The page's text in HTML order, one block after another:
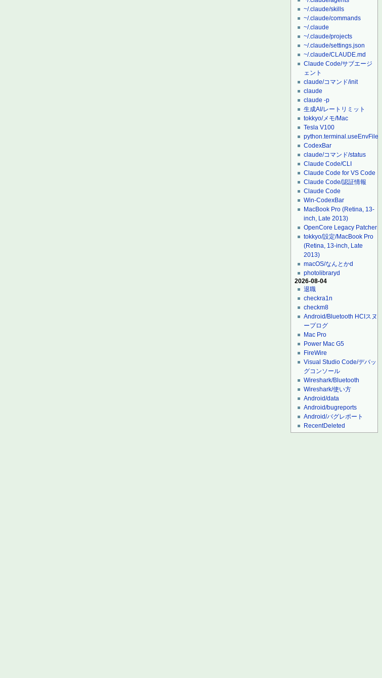
~/.claude/skills
~/.claude/commands
~/.claude
~/.claude/projects
~/.claude/settings.json
~/.claude/CLAUDE.md
Claude Code/サブエージ
ェント
claude/コマンド/init
claude
claude -p
生成AI/レートリミット
tokkyo/メモ/Mac
Tesla V100
python.terminal.useEnvFile
CodexBar
claude/コマンド/status
Claude Code/CLI
Claude Code for VS Code
Claude Code/認証情報
Claude Code
Win-CodexBar
MacBook Pro (Retina, 13-
inch, Late 2013)
OpenCore Legacy Patcher
tokkyo/設定/MacBook Pro
(Retina, 13-inch, Late
2013)
macOS/なんとかd
photolibraryd
2026-08-04
退職
checkra1n
checkm8
Android/Bluetooth HCIスヌ
ープログ
Mac Pro
Power Mac G5
FireWire
Visual Studio Code/デバッ
グコンソール
Wireshark/Bluetooth
Wireshark/使い方
Android/data
Android/bugreports
Android/バグレポート
RecentDeleted